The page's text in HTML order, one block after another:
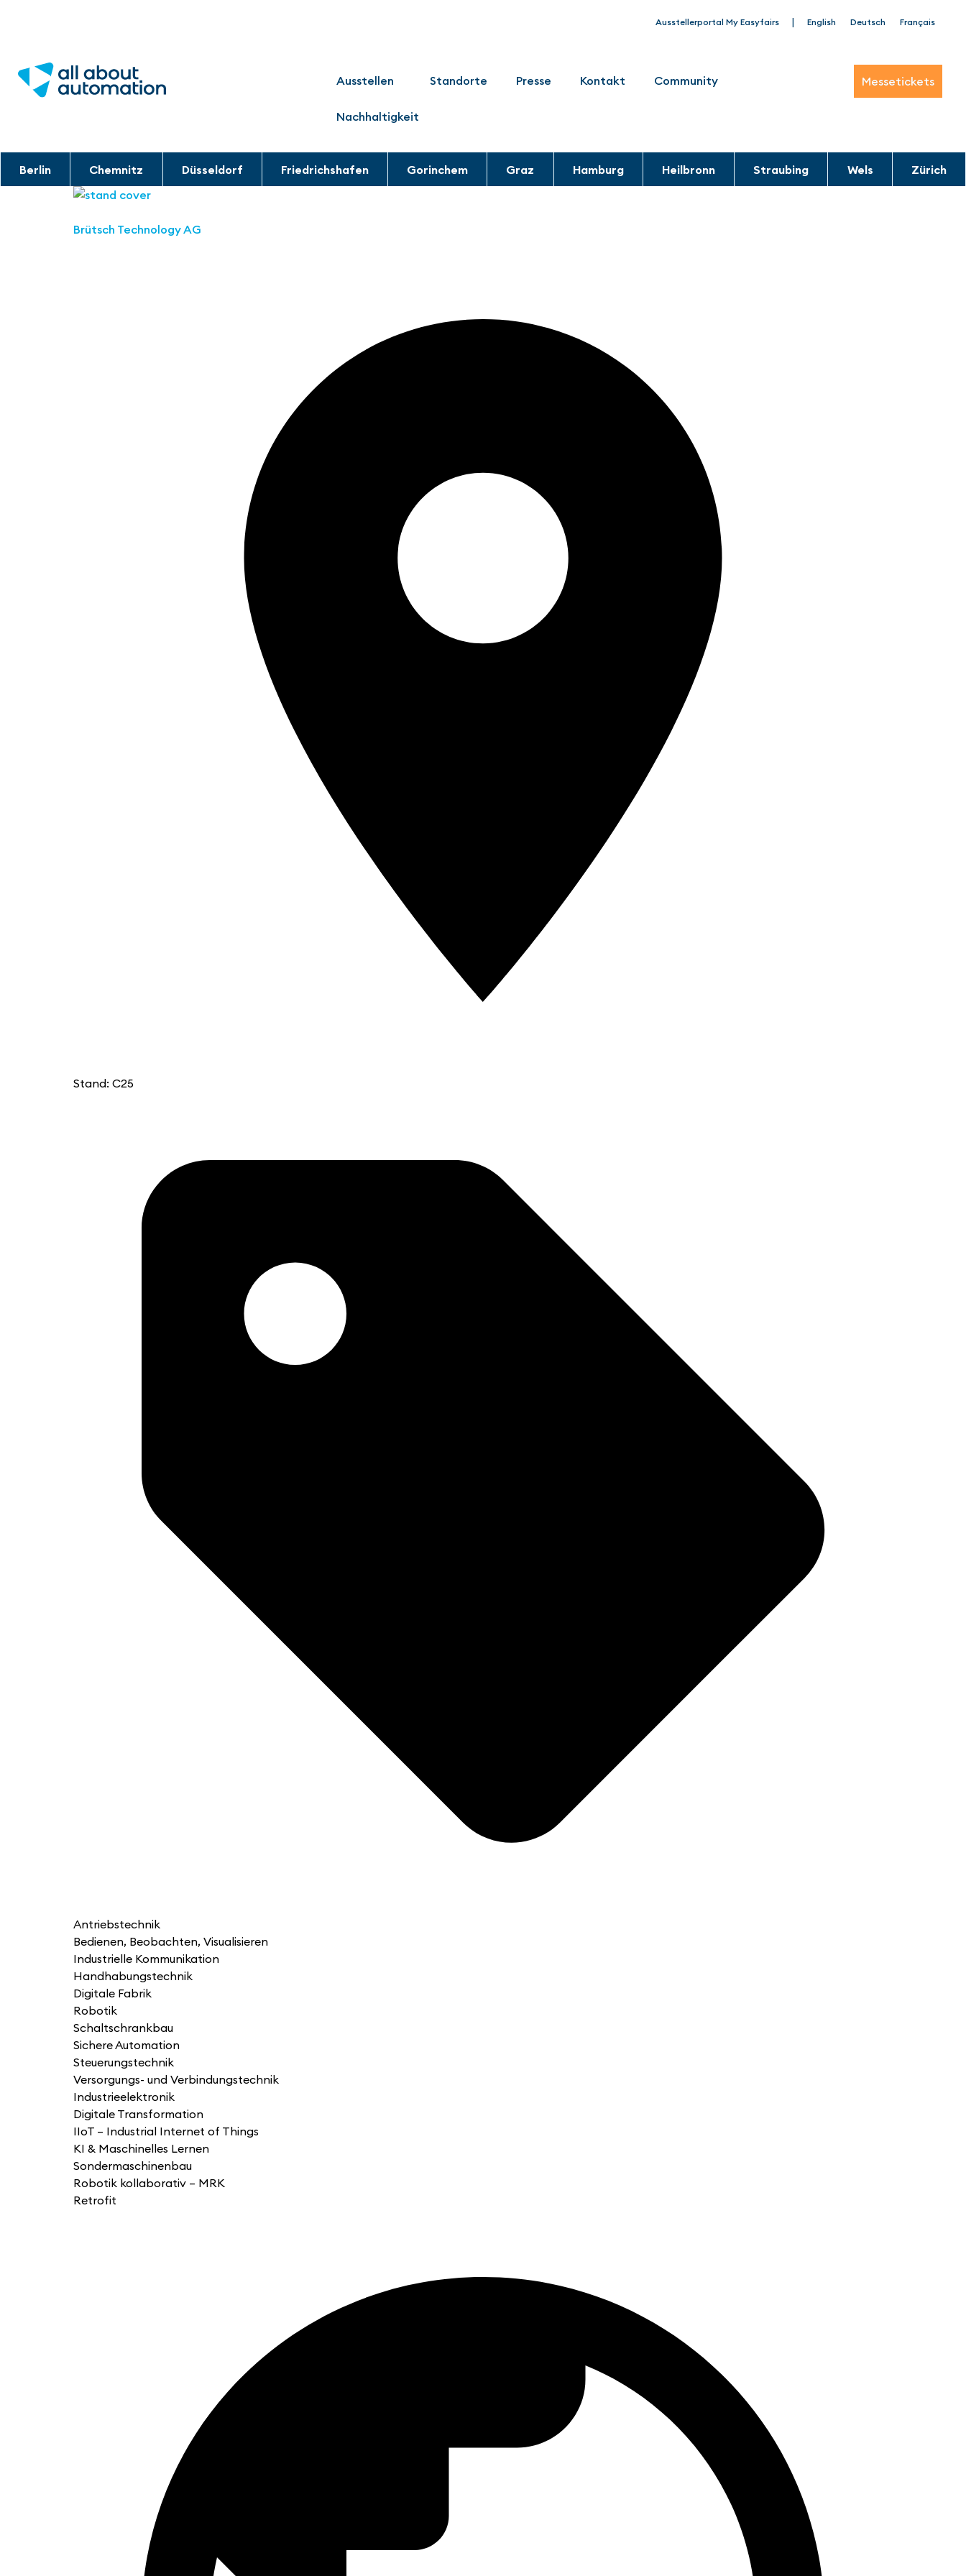
Ausstellerportal My Easyfairs | English Deutsch Français
Ausstellen Standorte Presse Kontakt Community
Nachhaltigkeit
Messetickets
Berlin Chemnitz Düsseldorf Friedrichshafen Gorinchem Graz Hamburg Heilbronn Straubing Wels Zürich
Brütsch Technology AG
Stand: C25
Antriebstechnik
Bedienen, Beobachten, Visualisieren
Industrielle Kommunikation
Handhabungstechnik
Digitale Fabrik
Robotik
Schaltschrankbau
Sichere Automation
Steuerungstechnik
Versorgungs- und Verbindungstechnik
Industrieelektronik
Digitale Transformation
IIoT – Industrial Internet of Things
KI & Maschinelles Lernen
Sondermaschinenbau
Robotik kollaborativ – MRK
Retrofit